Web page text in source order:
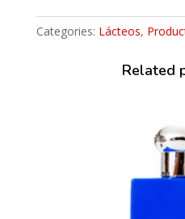
Categories: Lácteos,
Related